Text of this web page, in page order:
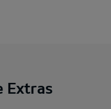
Extras